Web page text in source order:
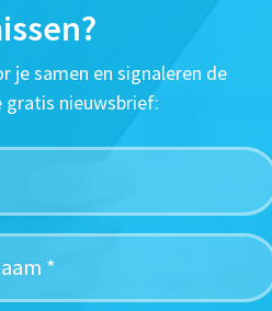
je samen en signaleren de
gratis nieuwsbrief: